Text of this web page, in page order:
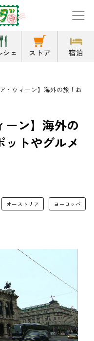
シェ ストア 宿泊
・ウィーン】海外の旅！お
ーン】海外の
トやグルメ
オーストリア ヨーロッパ